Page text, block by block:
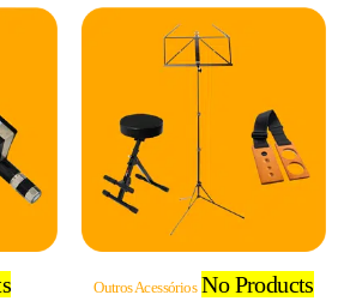
Outros Acessórios No Products